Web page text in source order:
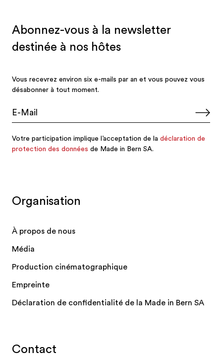
Contact
Organisation
À propos de nous
Média
Production cinématographique
Empreinte
Déclaration de confidentialité de la Made in Bern SA